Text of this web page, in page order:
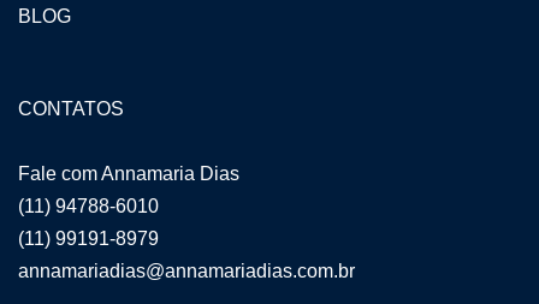
BLOG
CONTATOS
Fale com Annamaria Dias
(11) 94788-6010
(11) 99191-8979
annamariadias@annamariadias.com.br